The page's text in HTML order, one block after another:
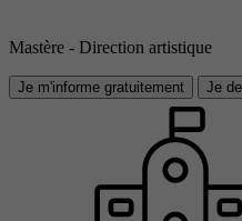
Mastère - Direction artistique
Je m'informe gratuitement Je